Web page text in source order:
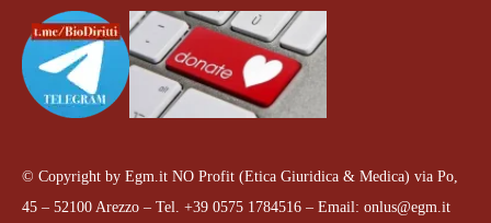
© Copyright by Egm.it NO Profit (Etica Giuridica & Medica) via Po,
45 – 52100 Arezzo – Tel. +39 0575 1784516 – Email: onlus@egm.it